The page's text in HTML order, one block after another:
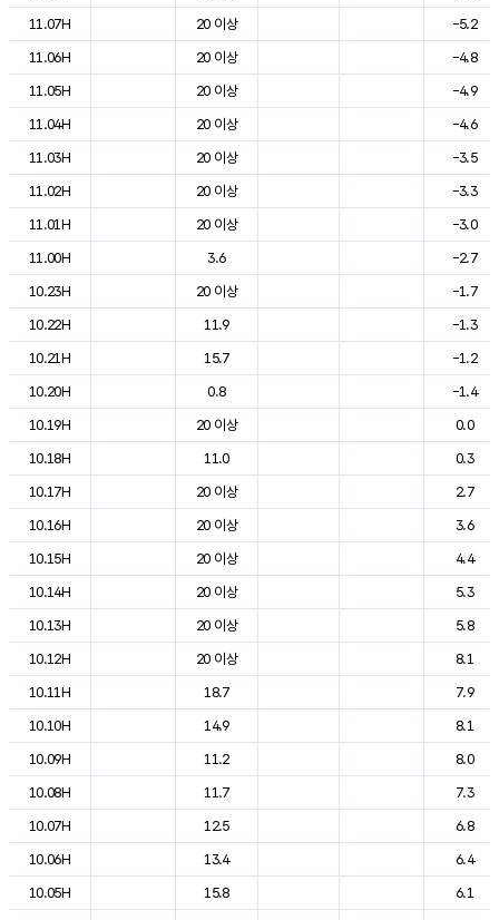
11.07H
20 이상
-5.2
11.06H
20 이상
-4.8
11.05H
20 이상
-4.9
11.04H
20 이상
-4.6
11.03H
20 이상
-3.5
11.02H
20 이상
-3.3
11.01H
20 이상
-3.0
11.00H
3.6
-2.7
10.23H
20 이상
-1.7
10.22H
11.9
-1.3
10.21H
15.7
-1.2
10.20H
0.8
-1.4
10.19H
20 이상
0.0
10.18H
11.0
0.3
10.17H
20 이상
2.7
10.16H
20 이상
3.6
10.15H
20 이상
4.4
10.14H
20 이상
5.3
10.13H
20 이상
5.8
10.12H
20 이상
8.1
10.11H
18.7
7.9
10.10H
14.9
8.1
10.09H
11.2
8.0
10.08H
11.7
7.3
10.07H
12.5
6.8
10.06H
13.4
6.4
10.05H
15.8
6.1